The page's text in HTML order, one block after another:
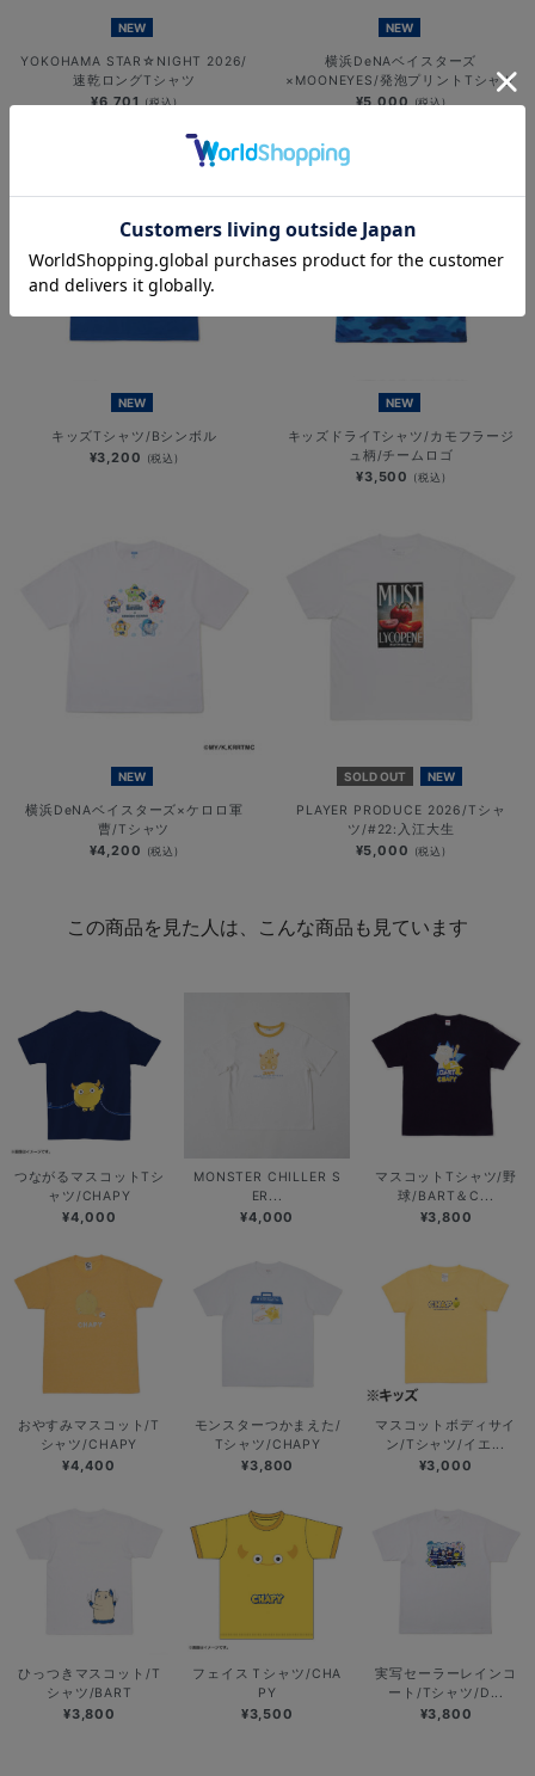
NEW
YOKOHAMA STAR☆NIGHT 2026/
速乾ロングTシャツ
¥6,701(税込)
NEW
横浜DeNAベイスターズ
×MOONEYES/発泡プリントTシャツ
¥5,000(税込)
NEW
キッズTシャツ/Bシンボル
¥3,200 (税込)
NEW
キッズドライTシャツ/カモフラージ
ュ柄/チームロゴ
¥3,500 (税込)
NEW
横浜DeNAベイスターズ×ケロロ軍
曹/Tシャツ
¥4,200 (税込)
SOLD OUT NEW
PLAYER PRODUCE 2026/Tシャ
ツ/#22:入江大生
¥5,000 (税込)
この商品を見た人は、こんな商品も見ています
つながるマスコットTシ
ャツ/CHAPY
¥4,000
MONSTER CHILLER S
ER...
¥4,000
マスコットTシャツ/野
球/BART＆C...
¥3,800
おやすみマスコット/T
シャツ/CHAPY
¥4,400
モンスターつかまえた/
Tシャツ/CHAPY
¥3,800
マスコットボディサイ
ン/Tシャツ/イエ...
¥3,000
ひっつきマスコット/T
シャツ/BART
¥3,800
フェイスＴシャツ/CHA
PY
¥3,500
実写セーラーレインコ
ート/Tシャツ/D...
¥3,800